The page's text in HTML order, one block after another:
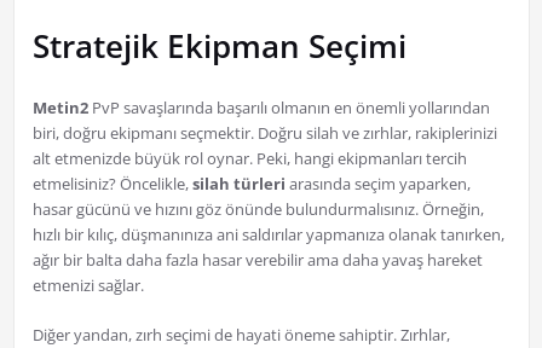
Stratejik Ekipman Seçimi
Metin2PvP savaşlarında başarılı olmanın en önemli yollarından
biri, doğru ekipmanı seçmektir. Doğru silah ve zırhlar, rakiplerinizi
alt etmenizde büyük rol oynar. Peki, hangi ekipmanları tercih
etmelisiniz? Öncelikle,silah türleri arasında seçim yaparken,
hasar gücünü ve hızını göz önünde bulundurmalısınız. Örneğin,
hızlı bir kılıç, düşmanınıza ani saldırılar yapmanıza olanak tanırken,
ağır bir balta daha fazla hasar verebilir ama daha yavaş hareket
etmenizi sağlar.
Diğer yandan, zırh seçimi de hayati öneme sahiptir. Zırhlar,